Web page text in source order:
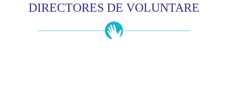
DIRECTORES DE VOLUNTARE